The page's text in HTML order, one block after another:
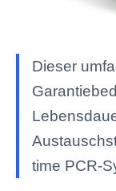
Dieser
time PCR-